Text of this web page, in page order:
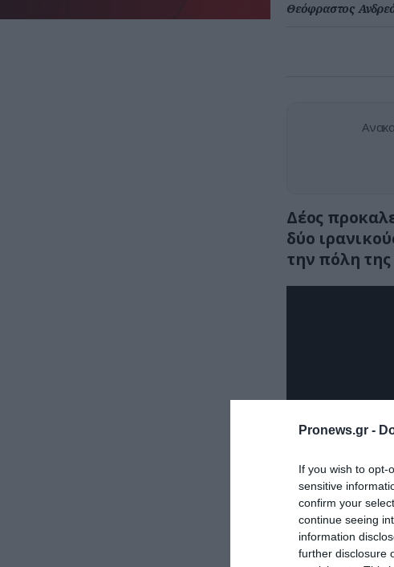
Pronews.gr -
If you wish to opt-
sensitive
confirm your
continue seeing
information
further disclosure
Θεόφραστος
Δέος
δύο
την πόλη